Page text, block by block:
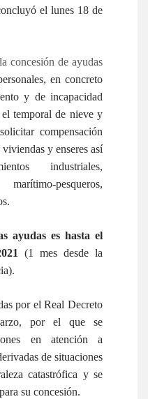
el lunes 18 de
concesión de ayudas
en concreto
y de incapacidad
el temporal de nieve y
compensación
y enseres así
industriales,
pesqueros,
ayudas es hasta el
(1 mes desde la
por el Real Decreto
por el que se
en atención a
de situaciones
catastrófica y se
su concesión.